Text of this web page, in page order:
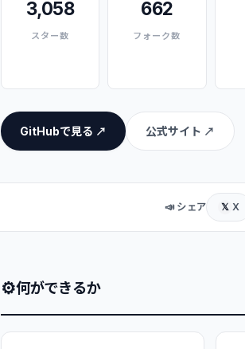
3,058
スター数
662
フォーク数
GitHubで見る ↗ 公式サイト ↗
📣 シェア 𝕏 X
⚙何ができるか